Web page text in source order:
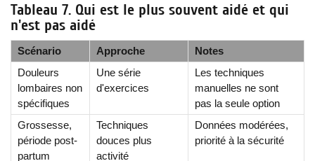
Tableau 7. Qui est le plus souvent aidé et qui
n'est pas aidé
Scénario Approche
Notes
Douleurs
lombaires non
spécifiques
Une série
d'exercices
Les techniques
manuelles ne sont
pas la seule option
Grossesse,
période post-
partum
Techniques
douces plus
activité
Données modérées,
priorité à la sécurité